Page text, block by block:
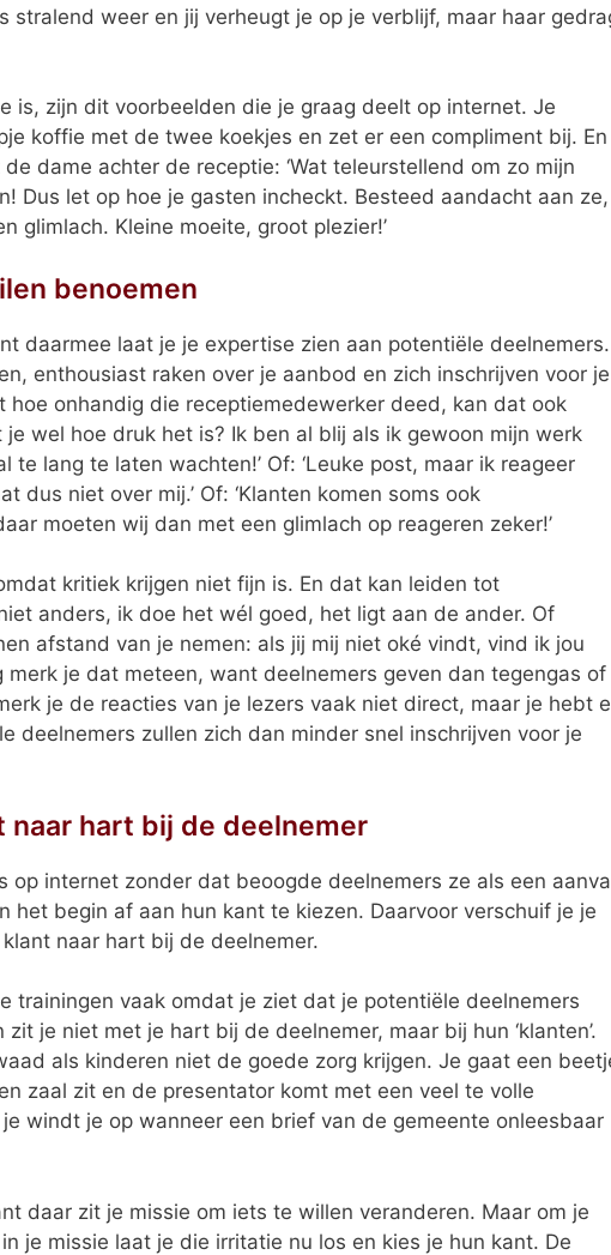
stralend weer en jij verheugt je op je verblijf, maar haar
is, zijn dit voorbeelden die je graag deelt op internet. Je
koffie met de twee koekjes en zet er een compliment bij. En
dame achter de receptie: ‘Wat teleurstellend om zo mijn
Dus let op hoe je gasten incheckt. Besteed aandacht aan ze,
glimlach. Kleine moeite, groot plezier!’
benoemen
daarmee laat je je expertise zien aan potentiële deelnemers.
enthousiast raken over je aanbod en zich inschrijven voor je
hoe onhandig die receptiemedewerker deed, kan dat ook
je wel hoe druk het is? Ik ben al blij als ik gewoon mijn werk
te lang te laten wachten!’ Of: ‘Leuke post, maar ik reageer
dus niet over mij.’ Of: ‘Klanten komen soms ook
moeten wij dan met een glimlach op reageren zeker!’
kritiek krijgen niet fijn is. En dat kan leiden tot
anders, ik doe het wél goed, het ligt aan de ander. Of
afstand van je nemen: als jij mij niet oké vindt, vind ik jou
merk je dat meteen, want deelnemers geven dan tegengas of
je de reacties van je lezers vaak niet direct, maar je hebt
deelnemers zullen zich dan minder snel inschrijven voor je
naar hart bij de deelnemer
op internet zonder dat beoogde deelnemers ze als een
het begin af aan hun kant te kiezen. Daarvoor verschuif je je
naar hart bij de deelnemer.
trainingen vaak omdat je ziet dat je potentiële deelnemers
je niet met je hart bij de deelnemer, maar bij hun ‘klanten’.
als kinderen niet de goede zorg krijgen. Je gaat een
zaal zit en de presentator komt met een veel te volle
windt je op wanneer een brief van de gemeente onleesbaar
daar zit je missie om iets te willen veranderen. Maar om je
je missie laat je die irritatie nu los en kies je hun kant. De